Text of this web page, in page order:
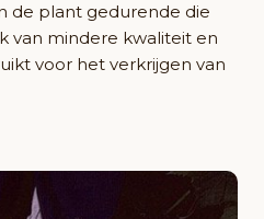
de plant gedurende die
van mindere kwaliteit en
voor het verkrijgen van